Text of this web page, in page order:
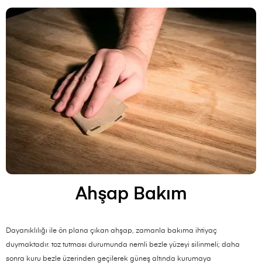
Ahşap Bakım
Dayanıklılığı ile ön plana çıkan ahşap, zamanla bakıma ihtiyaç
duymaktadır. toz tutması durumunda nemli bezle yüzeyi silinmeli; daha
sonra kuru bezle üzerinden geçilerek güneş altında kurumaya